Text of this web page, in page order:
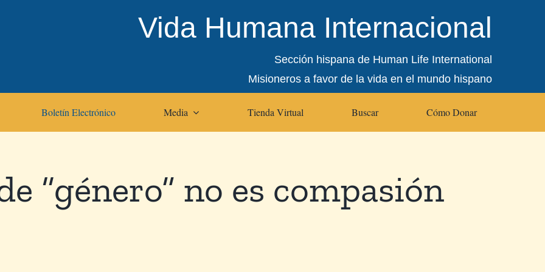
Vida Humana Internacional
Sección hispana de Human Life International
Misioneros a favor de la vida en el mundo hispano
Boletín Electrónico Media Tienda Virtual Buscar Cómo Donar
“género” no es compasión